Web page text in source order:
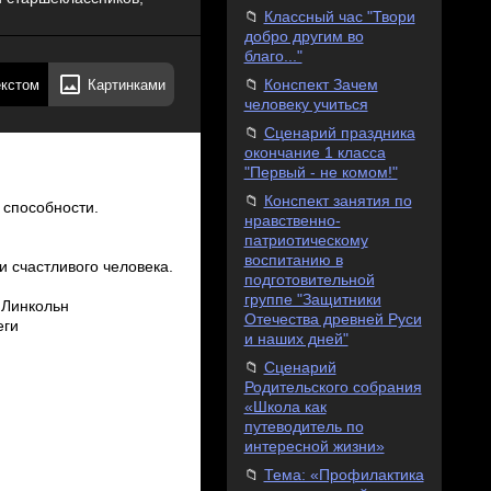
Картинками
Классный час "Твори
добро другим во
благо..."
Конспект Зачем
человеку учиться
Сценарий праздника
окончание 1 класса
"Первый - не комом!"
Конспект занятия по
нравственно-
патриотическому
воспитанию в
подготовительной
группе "Защитники
Отечества древней Руси
и наших дней"
Сценарий
Родительского собрания
«Школа как
путеводитель по
интересной жизни»
Тема: «Профилактика